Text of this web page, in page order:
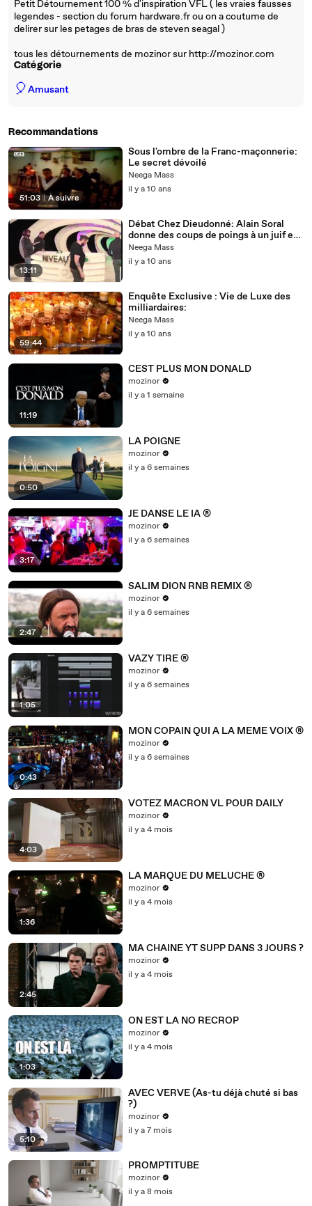
Petit Détournement 100 % d'inspiration VFL ( les vraies fausses
legendes - section du forum hardware.fr ou on a coutume de
delirer sur les petages de bras de steven seagal )
tous les détournements de mozinor sur http://mozinor.com
Catégorie
🎈Amusant
Recommandations
51:03 | À suivre
Sous l'ombre de la Franc-maçonnerie:
Le secret dévoilé
Neega Mass
il y a 10 ans
13:11
Débat Chez Dieudonné: Alain Soral
donne des coups de poings à un juif en
direct
Neega Mass
il y a 10 ans
59:44
Enquête Exclusive : Vie de Luxe des
milliardaires:
Neega Mass
il y a 10 ans
11:19
CEST PLUS MON DONALD
mozinor
il y a 1 semaine
0:50
LA POIGNE
mozinor
il y a 6 semaines
3:17
JE DANSE LE IA ®
mozinor
il y a 6 semaines
2:47
SALIM DION RNB REMIX ®
mozinor
il y a 6 semaines
1:05
VAZY TIRE ®
mozinor
il y a 6 semaines
0:43
MON COPAIN QUI A LA MEME VOIX ®
mozinor
il y a 6 semaines
4:03
VOTEZ MACRON VL POUR DAILY
mozinor
il y a 4 mois
1:36
LA MARQUE DU MELUCHE ®
mozinor
il y a 4 mois
2:45
MA CHAINE YT SUPP DANS 3 JOURS ?
mozinor
il y a 4 mois
1:03
ON EST LA NO RECROP
mozinor
il y a 4 mois
5:10
AVEC VERVE (As-tu déjà chuté si bas
?)
mozinor
il y a 7 mois
PROMPTITUBE
mozinor
il y a 8 mois